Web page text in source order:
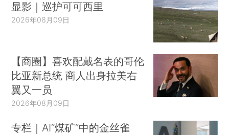
显影｜巡护可可西里
2026年08月09日
【商圈】喜欢配戴名表的哥伦
比亚新总统 商人出身拉美右
翼又一员
2026年08月09日
专栏｜AI“煤矿”中的金丝雀